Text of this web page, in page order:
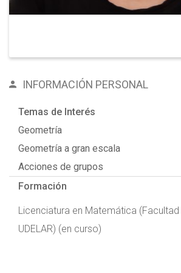
INFORMACIÓN PERSONAL
Temas de Interés
Geometría
Geometría a gran escala
Acciones de grupos
Formación
Licenciatura en Matemática
UDELAR) (en curso)